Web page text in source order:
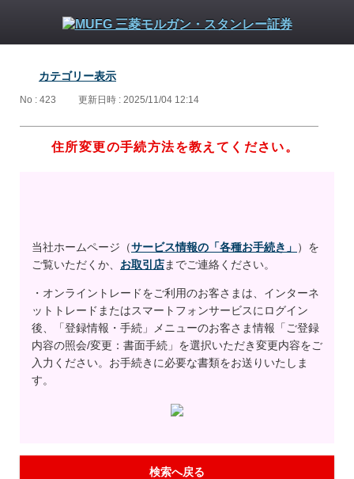
カテゴリー表示
No : 423 更新日時 : 2025/11/04 12:14
住所変更の手続方法を教えてください。
当社ホームページ（サービス情報の「各種お手続き」 ）を
ご覧いただくか、 お取引店までご連絡ください。
・オンライントレードをご利用のお客さまは、インターネ
ットトレードまたはスマートフォンサービスにログイン
後、「登録情報・手続」メニューのお客さま情報「ご登録
内容の照会/変更：書面手続」を選択いただき変更内容をご
入力ください。お手続きに必要な書類をお送りいたしま
す。
検索へ戻る